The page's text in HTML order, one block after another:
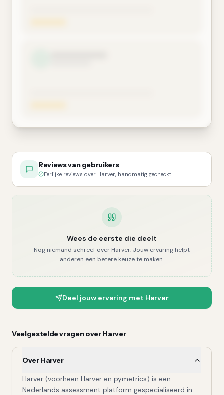
Reviews van gebruikers
Eerlijke reviews over Harver, handmatig gecheckt
Wees de eerste die deelt
Nog niemand schreef over Harver. Jouw ervaring helpt
anderen een betere keuze te maken.
Deel jouw ervaring met Harver
Veelgestelde vragen overHarver
Over Harver
Harver (voorheen Harver en pymetrics) is een
Nederlands assessment platform gespecialiseerd in